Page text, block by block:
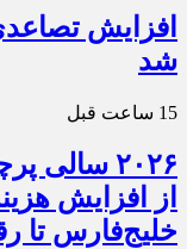
افزایش
شد
15 ساعت قبل
۲۰۲۶
از افزایش
خلیج‌فارس تا